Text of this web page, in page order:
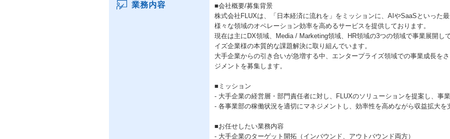
業務内容
■会社概要/募集背景
株式会社FLUXは、「日本経済に流れを」をミッションに、AIやSaaSといった
様々な領域のオペレーション効率を高めるサービスを提供しております。
現在は主にDX領域、Media / Marketing領域、HR領域の3つの領域で事業展開し
イズ企業様の本質的な課題解決に取り組んでいます。
大手企業からの引き合いが急増する中、エンタープライズ領域での事業成長を
ジメントを募集します。
■ミッション
- 大手企業の経営層・部門責任者に対し、FLUXのソリューションを提案し、事
- 各事業部の稼働状況を適切にマネジメントし、効率性を高めながら収益拡大を
■お任せしたい業務内容
- 大手企業のターゲット開拓（インバウンド、アウトバウンド両方）